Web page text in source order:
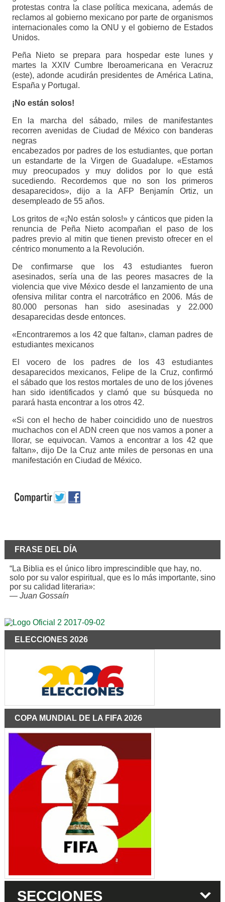
protestas contra la clase política mexicana, además de
reclamos al gobierno mexicano por parte de organismos
internacionales como la ONU y el gobierno de Estados
Unidos.
Peña Nieto se prepara para hospedar este lunes y
martes la XXIV Cumbre Iberoamericana en Veracruz
(este), adonde acudirán presidentes de América Latina,
España y Portugal.
¡No están solos!
En la marcha del sábado, miles de manifestantes
recorren avenidas de Ciudad de México con banderas
negras
encabezados por padres de los estudiantes, que portan
un estandarte de la Virgen de Guadalupe. «Estamos
muy preocupados y muy dolidos por lo que está
sucediendo. Recordemos que no son los primeros
desaparecidos», dijo a la AFP Benjamín Ortiz, un
desempleado de 55 años.
Los gritos de «¡No están solos!» y cánticos que piden la
renuncia de Peña Nieto acompañan el paso de los
padres previo al mitin que tienen previsto ofrecer en el
céntrico monumento a la Revolución.
De confirmarse que los 43 estudiantes fueron
asesinados, sería una de las peores masacres de la
violencia que vive México desde el lanzamiento de una
ofensiva militar contra el narcotráfico en 2006. Más de
80.000 personas han sido asesinadas y 22.000
desaparecidas desde entonces.
«Encontraremos a los 42 que faltan», claman padres de
estudiantes mexicanos
El vocero de los padres de los 43 estudiantes
desaparecidos mexicanos, Felipe de la Cruz, confirmó
el sábado que los restos mortales de uno de los jóvenes
han sido identificados y clamó que su búsqueda no
parará hasta encontrar a los otros 42.
«Si con el hecho de haber coincidido uno de nuestros
muchachos con el ADN creen que nos vamos a poner a
llorar, se equivocan. Vamos a encontrar a los 42 que
faltan», dijo De la Cruz ante miles de personas en una
manifestación en Ciudad de México.
FRASE DEL DÍA
“La Biblia es el único libro imprescindible que hay, no.
solo por su valor espiritual, que es lo más importante, sino
por su calidad literaria»:
— Juan Gossaín
ELECCIONES 2026
COPA MUNDIAL DE LA FIFA 2026
SECCIONES